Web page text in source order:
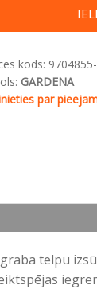
kods:
GARDENA
par
telpu